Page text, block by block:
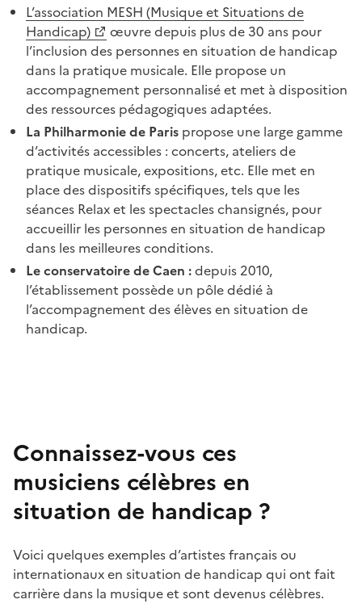
L’association MESH (Musique et Situations de
Handicap)
œuvre depuis plus de 30 ans pour
l’inclusion des personnes en situation de handicap
dans la pratique musicale. Elle propose un
accompagnement personnalisé et met à disposition
des ressources pédagogiques adaptées.
La Philharmonie de Paris propose une large gamme
d’activités accessibles : concerts, ateliers de
pratique musicale, expositions, etc. Elle met en
place des dispositifs spécifiques, tels que les
séances Relax et les spectacles chansignés, pour
accueillir les personnes en situation de handicap
dans les meilleures conditions.
Le conservatoire de Caen :depuis 2010,
l’établissement possède un pôle dédié à
l’accompagnement des élèves en situation de
handicap.
Connaissez-vous ces
musiciens célèbres en
situation de handicap ?
Voici quelques exemples d’artistes français ou
internationaux en situation de handicap qui ont fait
carrière dans la musique et sont devenus célèbres.